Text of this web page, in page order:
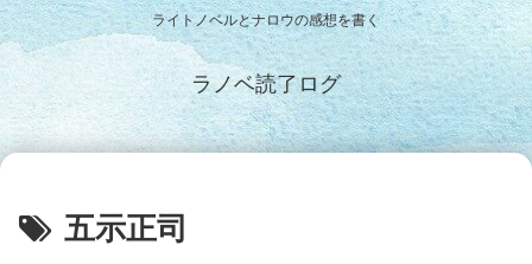
ライトノベルとナロウの感想を書く
ラノベ読了ログ
五示正司